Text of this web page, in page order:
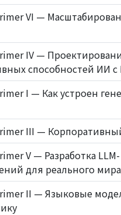
VI —
IV —
способностей ИИ с
I — Как устроен
III —
V — Разработка LLM-
для реального мира
II — Языковые